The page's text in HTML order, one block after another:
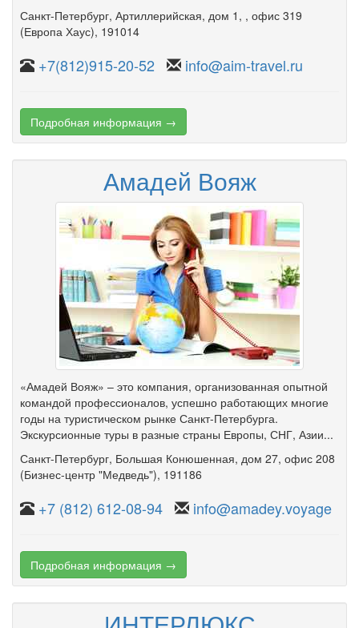
Санкт-Петербург, Артиллерийская, дом 1, , офис 319
(Европа Хаус), 191014
+7(812)915-20-52 info@aim-travel.ru
Подробная информация →
Амадей Вояж
«Амадей Вояж» – это компания, организованная опытной
командой профессионалов, успешно работающих многие
годы на туристическом рынке Санкт-Петербурга.
Экскурсионные туры в разные страны Европы, СНГ, Азии...
Санкт-Петербург, Большая Конюшенная, дом 27, офис 208
(Бизнес-центр "Медведь"), 191186
+7 (812) 612-08-94 info@amadey.voyage
Подробная информация →